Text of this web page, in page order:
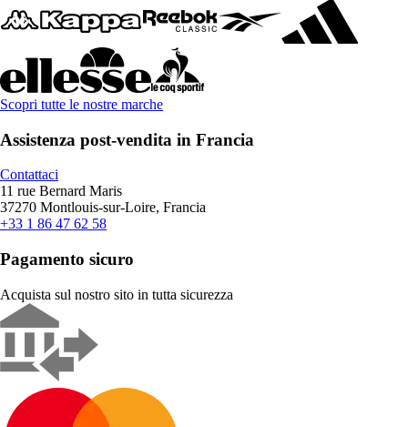
Scopri tutte le nostre marche
Assistenza post-vendita in Francia
Contattaci
11 rue Bernard Maris
37270 Montlouis-sur-Loire, Francia
+33 1 86 47 62 58
Pagamento sicuro
Acquista sul nostro sito in tutta sicurezza